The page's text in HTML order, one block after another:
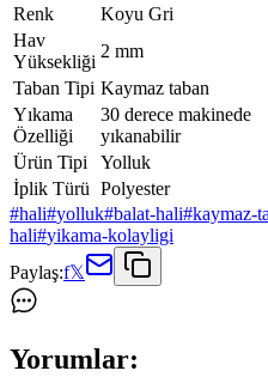
Renk
Koyu Gri
Hav
Yüksekliği
2 mm
Taban Tipi Kaymaz taban
Yıkama
Özelliği
30 derece makinede
yıkanabilir
Ürün Tipi
Yolluk
İplik Türü Polyester
#hali#yolluk#balat-hali#kaymaz-
hali#yikama-kolayligi
Paylaş:f𝕏
Yorumlar: